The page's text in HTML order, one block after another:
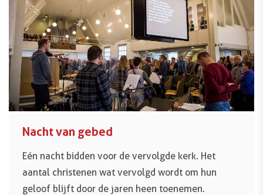
Nacht van gebed
Eén nacht bidden voor de vervolgde kerk. Het
aantal christenen wat vervolgd wordt om hun
geloof blijft door de jaren heen toenemen.